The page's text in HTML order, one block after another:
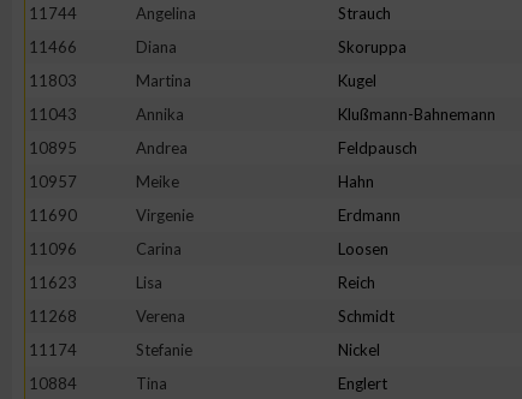
11744
Angelina Strauch
11466
Diana Skoruppa
11803
Martina Kugel
11043
Annika Klußmann-Bahnemann
10895
Andrea Feldpausch
10957
Meike Hahn
11690
Virgenie Erdmann
11096
Carina Loosen
11623
Lisa Reich
11268
Verena Schmidt
11174
Stefanie Nickel
10884
Tina Englert
Erstellung von Profilen zur Personalisierung von Inhalten
Verwendung von Profilen zur Auswahl personalisierter Inhalte
verschiedenen Quellen